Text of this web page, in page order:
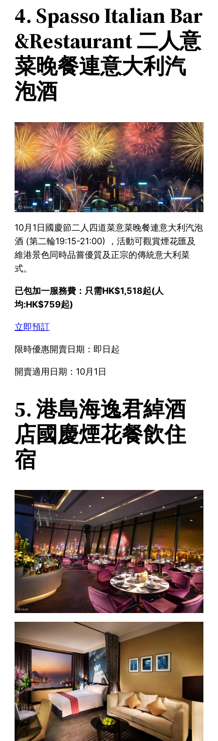
4. Spasso Italian Bar
&Restaurant 二人意
菜晚餐連意大利汽
泡酒
10月1日國慶節二人四道菜意菜晚餐連意大利汽泡
酒 (第二輪19:15-21:00) ，活動可觀賞煙花匯及
維港景色同時品嘗優質及正宗的傳統意大利菜
式。
已包加一服務費：只需HK$1,518起(人
均:HK$759起)
立即預訂
限時優惠開賣日期：即日起
開賣適用日期：10月1日
5. 港島海逸君綽酒
店國慶煙花餐飲住
宿